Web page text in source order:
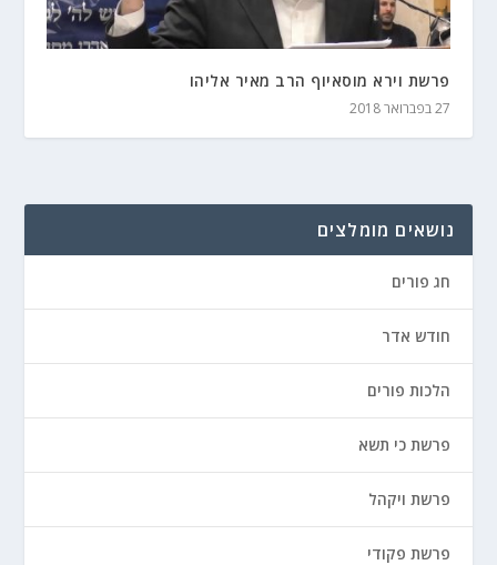
פרשת וירא מוסאיוף הרב מאיר אליהו
27 בפברואר 2018
נושאים מומלצים
חג פורים
חודש אדר
הלכות פורים
פרשת כי תשא
פרשת ויקהל
פרשת פקודי